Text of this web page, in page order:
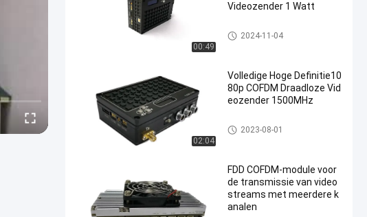
00:49
Videozender 1 Watt
De draadloze videozender van
COFDM
2024-11-04
02:04
Volledige Hoge Definitie10
80p COFDM Draadloze Vid
eozender 1500MHz
De draadloze videozender van
COFDM
2023-08-01
FDD COFDM-module voor
de transmissie van video
streams met meerdere k
analen